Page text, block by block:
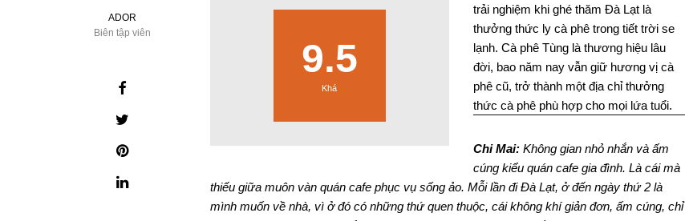
ADOR
Biên tập viên
9.5
Khá
trải nghiệm khi ghé thăm Đà Lạt là
thưởng thức ly cà phê trong tiết trời se
lạnh. Cà phê Tùng là thương hiệu lâu
đời, bao năm nay vẫn giữ hương vị cà
phê cũ, trở thành một địa chỉ thưởng
thức cà phê phù hợp cho mọi lứa tuổi.
Chi Mai:Không gian nhỏ nhắn và ấm
cúng kiểu quán cafe gia đình. Là cái mà
thiếu giữa muôn vàn quán cafe phục vụ sống ảo. Mỗi lần đi Đà Lạt, ở đến ngày thứ 2 là
mình muốn về nhà, vì ở đó có những thứ quen thuộc, cái không khí giản đơn, ấm cúng, chỉ